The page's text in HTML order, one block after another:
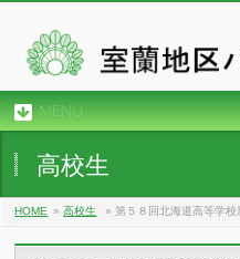
MENU
高校生
HOME »高校生 »第５８回北海道高等学